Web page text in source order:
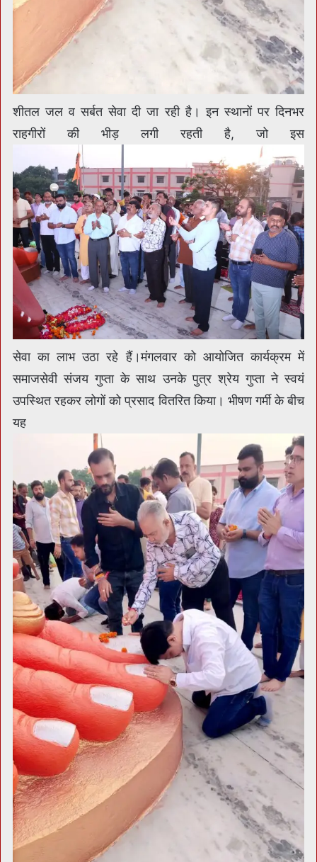
शीतल जल व सर्बत सेवा दी जा रही है। इन स्थानों पर दिनभर
राहगीरों की भीड़ लगी रहती है, जो इस
सेवा का लाभ उठा रहे हैं।मंगलवार को आयोजित कार्यक्रम में
समाजसेवी संजय गुप्ता के साथ उनके पुत्र श्रेय गुप्ता ने स्वयं
उपस्थित रहकर लोगों को प्रसाद वितरित किया। भीषण गर्मी के बीच
यह